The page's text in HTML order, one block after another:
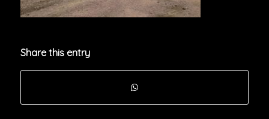
Share this entry